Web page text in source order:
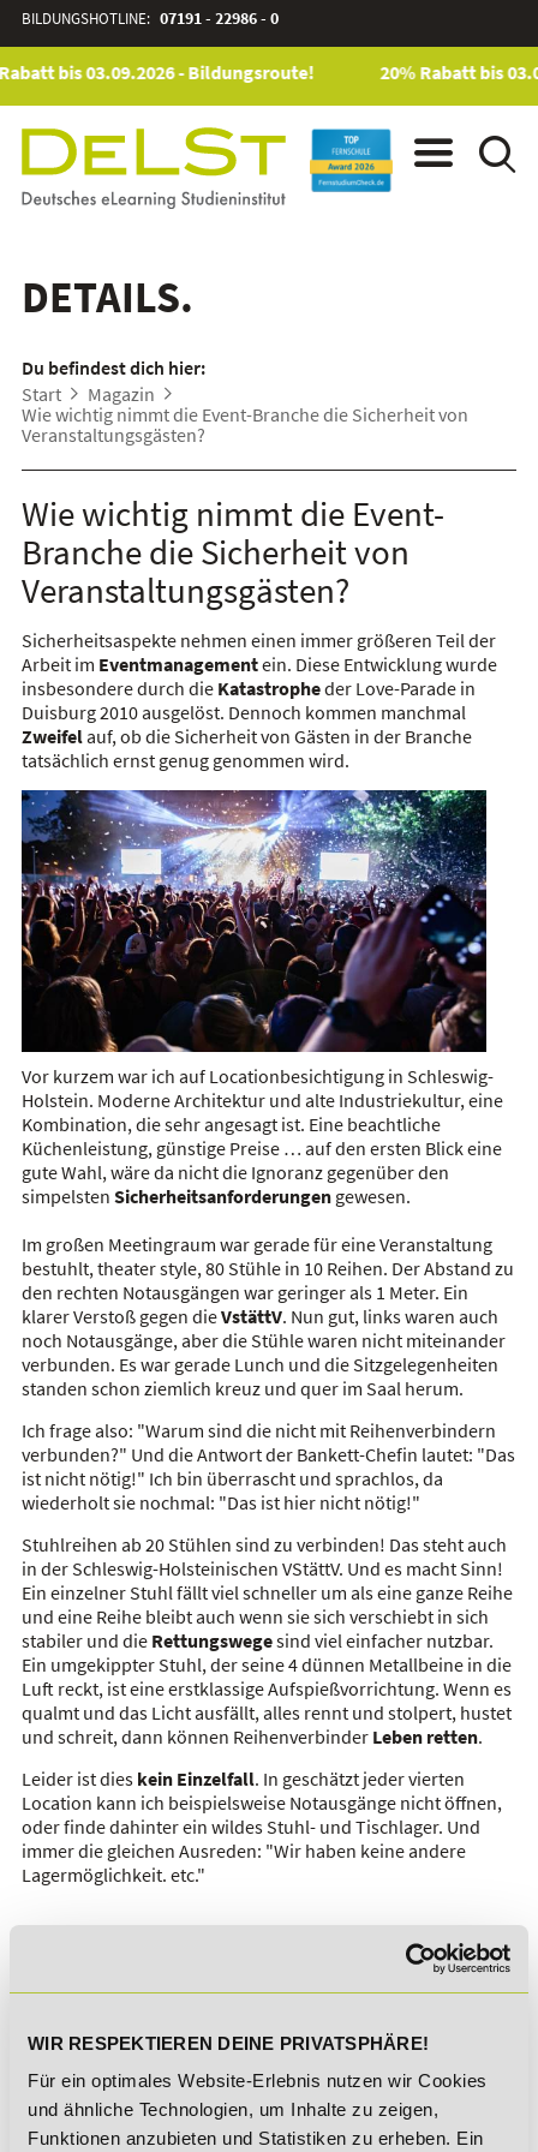
WIR RESPEKTIEREN DEINE PRIVATSPHÄRE!
Für ein optimales Website-Erlebnis nutzen wir Cookies
und ähnliche Technologien, um Inhalte zu zeigen,
Funktionen anzubieten und Statistiken zu erheben. Ein
BILDUNGSHOTLINE: 07191 - 22986 - 0
bis 03.09.2026 - Bildungsroute! 20% Rabatt bis
DETAILS.
Du befindest dich hier:
Start
Magazin
Wie wichtig nimmt die Event-Branche die Sicherheit von
Veranstaltungsgästen?
Wie wichtig nimmt die Event-
Branche die Sicherheit von
Veranstaltungsgästen?
Sicherheitsaspekte nehmen einen immer größeren Teil der
Arbeit im Eventmanagementein. Diese Entwicklung wurde
insbesondere durch die Katastropheder Love-Parade in
Duisburg 2010 ausgelöst. Dennoch kommen manchmal
Zweifelauf, ob die Sicherheit von Gästen in der Branche
tatsächlich ernst genug genommen wird.
Vor kurzem war ich auf Locationbesichtigung in Schleswig-
Holstein. Moderne Architektur und alte Industriekultur, eine
Kombination, die sehr angesagt ist. Eine beachtliche
Küchenleistung, günstige Preise … auf den ersten Blick eine
gute Wahl, wäre da nicht die Ignoranz gegenüber den
simpelsten Sicherheitsanforderungengewesen.
Im großen Meetingraum war gerade für eine Veranstaltung
bestuhlt, theater style, 80 Stühle in 10 Reihen. Der Abstand zu
den rechten Notausgängen war geringer als 1 Meter. Ein
klarer Verstoß gegen dieVstättV. Nun gut, links waren auch
noch Notausgänge, aber die Stühle waren nicht miteinander
verbunden. Es war gerade Lunch und die Sitzgelegenheiten
standen schon ziemlich kreuz und quer im Saal herum.
Ich frage also: "Warum sind die nicht mit Reihenverbindern
verbunden?" Und die Antwort der Bankett-Chefin lautet: "Das
ist nicht nötig!" Ich bin überrascht und sprachlos, da
wiederholt sie nochmal: "Das ist hier nicht nötig!"
Stuhlreihen ab 20 Stühlen sind zu verbinden! Das steht auch
in der Schleswig-Holsteinischen VStättV. Und es macht Sinn!
Ein einzelner Stuhl fällt viel schneller um als eine ganze Reihe
und eine Reihe bleibt auch wenn sie sich verschiebt in sich
stabiler und die Rettungswegesind viel einfacher nutzbar.
Ein umgekippter Stuhl, der seine 4 dünnen Metallbeine in die
Luft reckt, ist eine erstklassige Aufspießvorrichtung. Wenn es
qualmt und das Licht ausfällt, alles rennt und stolpert, hustet
und schreit, dann können Reihenverbinder Leben retten.
Leider ist dies kein Einzelfall. In geschätzt jeder vierten
Location kann ich beispielsweise Notausgänge nicht öffnen,
oder finde dahinter ein wildes Stuhl- und Tischlager. Und
immer die gleichen Ausreden: "Wir haben keine andere
Lagermöglichkeit. etc."
Kollegen derEvent-Branchedas ignorieren und dabei noch
gut schlafen? Oder ist es Unwissenheit?
Seit 2010 haben die Genehmigungsbehörden in Deutschland
dieAnforderungenanSicherheitskonzepte von öffentlichen